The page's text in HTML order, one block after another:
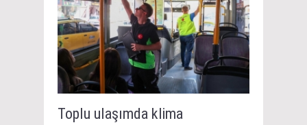
Toplu ulaşımda klima